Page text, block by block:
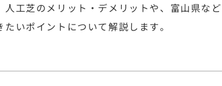
人工芝のメリット・デメリットや、富山県な
たいポイントについて解説します。